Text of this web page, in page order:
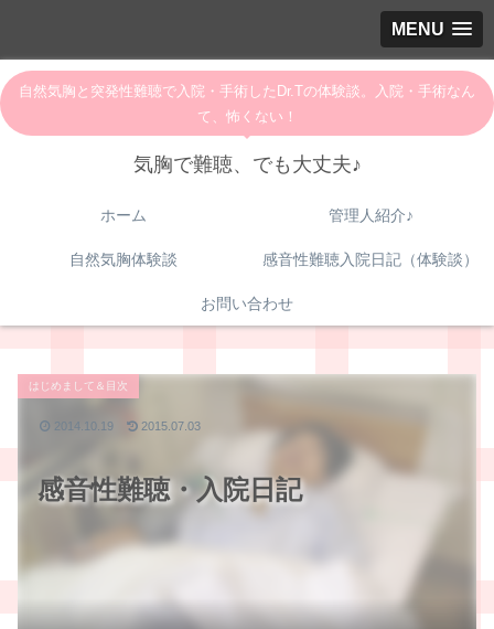
MENU
自然気胸と突発性難聴で入院・手術したDr.Tの体験談。入院・手術なん
て、怖くない！
気胸で難聴、でも大丈夫♪
ホーム 管理人紹介♪
自然気胸体験談 感音性難聴入院日記（体験談）
お問い合わせ
感音性難聴・入院日記
はじめまして＆目次
2014.10.19 2015.07.03